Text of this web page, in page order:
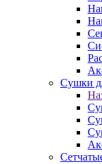
Сушки